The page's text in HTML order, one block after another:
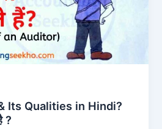
Its Qualities in Hindi?
?